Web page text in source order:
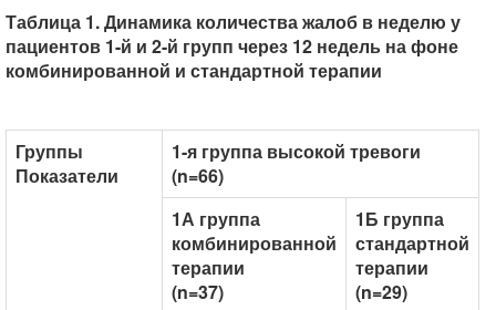
Таблица 1. Динамика количества жалоб в неделю у
пациентов 1-й и 2-й групп через 12 недель на фоне
комбинированной и стандартной терапии
Группы
Показатели
1-я группа высокой тревоги
(n=66)
1А группа
комбинированной
терапии
(n=37)
1Б группа
стандартной
терапии
(n=29)